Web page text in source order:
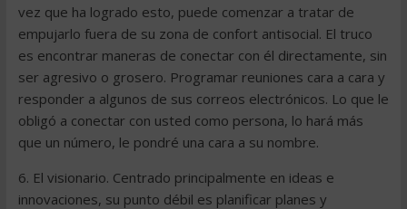
vez que ha logrado esto, puede comenzar a tratar de
empujarlo fuera de su zona de confort antisocial. El truco
es encontrar maneras de conectar con él directamente, sin
ser agresivo o grosero. Programar reuniones cara a cara y
responder a algunos de sus correos electrónicos. Lo que le
obligó a conectar con usted como persona, lo hará más
que un número, le pondré una cara a su nombre.
6. El visionario. Centrado principalmente en ideas e
innovaciones, su punto débil es planificar planes y